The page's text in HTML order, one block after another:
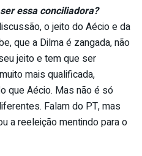
essa conciliadora?
o jeito do Aécio e da
que a Dilma é zangada, não
jeito e tem que ser
mais qualificada,
que Aécio. Mas não é só
Falam do PT, mas
a reeleição mentindo para o